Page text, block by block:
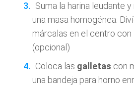
Suma la harina leudante
una masa homogénea.
márcalas en el centro
(opcional)
Coloca las galletas con
una bandeja para horno